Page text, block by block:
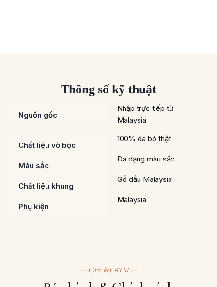
Thông số kỹ thuật
Nguồn gốc
Nhập trực tiếp từ
Malaysia
Chất liệu vỏ bọc
100% da bò thật
Màu sắc
Đa dạng màu sắc
Chất liệu khung
Gỗ dầu Malaysia
Phụ kiện
Malaysia
— Cam kết BTM —